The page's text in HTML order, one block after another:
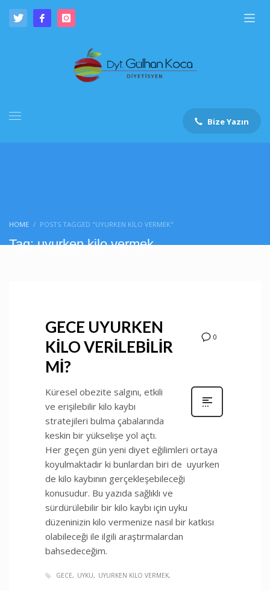
Bize Yazın
HOME POSTS TAGGED "UYURKEN KILO VERMEK"
Tag: uyurken kilo vermek
0
GECE UYURKEN
KİLO VERİLEBİLİR
Mİ?
Küresel obezite salgını, etkili
ve erişilebilir kilo kaybı
stratejileri bulma çabalarında
keskin bir yükselişe yol açtı.
Her geçen gün yeni diyet eğilimleri ortaya
koyulmaktadır ki bunlardan biri de uyurken
de kilo kaybının gerçekleşebileceği
konusudur. Bu yazıda sağlıklı ve
sürdürülebilir bir kilo kaybı için uyku
düzeninizin kilo vermenize nasıl bir katkısı
olabileceği ile ilgili araştırmalardan
bahsedeceğim.
GECE UYKU UYURKEN KILO VERMEK